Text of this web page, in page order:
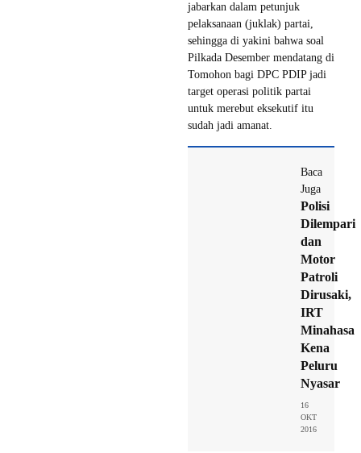
jabarkan dalam petunjuk
pelaksanaan (juklak) partai,
sehingga di yakini bahwa soal
Pilkada Desember mendatang di
Tomohon bagi DPC PDIP jadi
target operasi politik partai
untuk merebut eksekutif itu
sudah jadi amanat.
Baca
Juga
Polisi
Dilempari
dan
Motor
Patroli
Dirusaki,
IRT
Minahasa
Kena
Peluru
Nyasar
16
OKT
2016